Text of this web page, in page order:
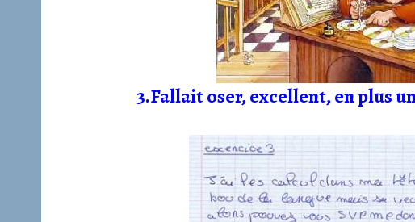
3.Fallait oser, excellent, en plus